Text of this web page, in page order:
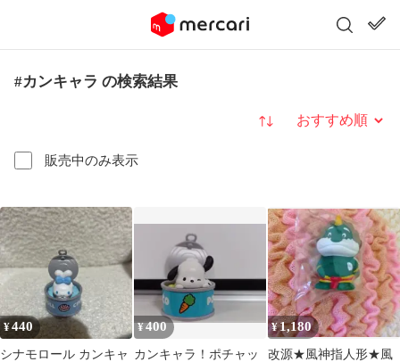
#カンキャラ の検索結果
販売中のみ表示
並び替え
¥440
シナモロール カンキャ
¥400
カンキャラ！ポチャッ
¥1,180
改源★風神指人形★風